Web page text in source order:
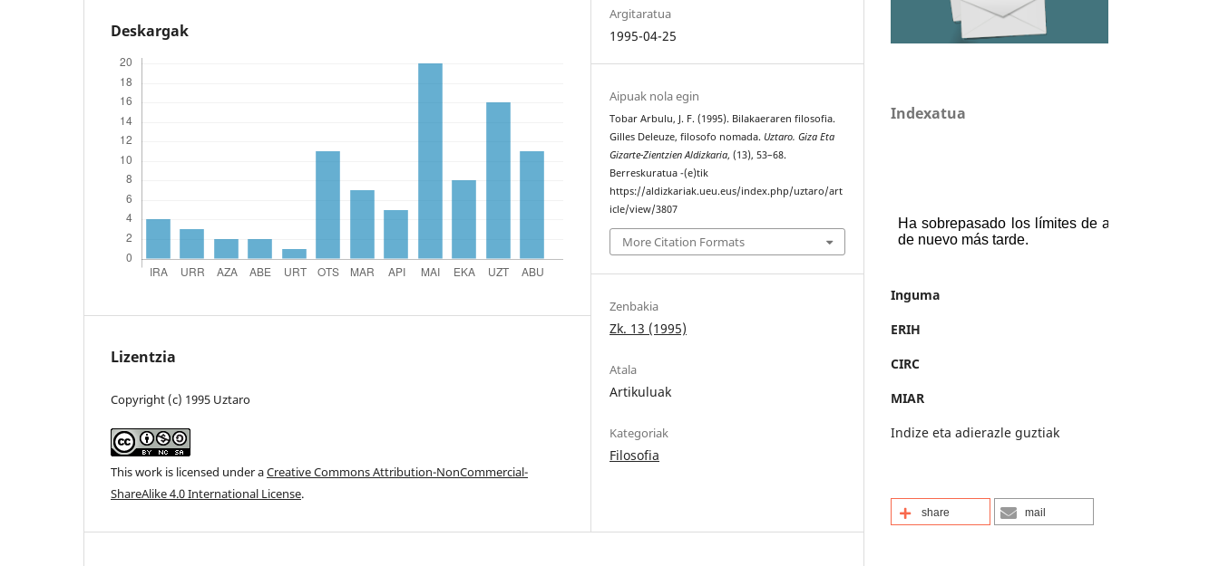
Deskargak
Lizentzia
Copyright (c) 1995 Uztaro
This work is licensed under aCreative Commons Attribution-NonCommercial-
ShareAlike 4.0 International License.
Argitaratua
1995-04-25
Aipuak nola egin
Tobar Arbulu, J. F. (1995). Bilakaeraren filosofia.
Gilles Deleuze, filosofo nomada. Uztaro. Giza Eta
Gizarte-Zientzien Aldizkaria, (13), 53–68.
Berreskuratua -(e)tik
https://aldizkariak.ueu.eus/index.php/uztaro/art
icle/view/3807
More Citation Formats
Zenbakia
Zk. 13 (1995)
Atala
Artikuluak
Kategoriak
Filosofia
Indexatua
Inguma
ERIH
CIRC
MIAR
Indize eta adierazle guztiak
share mail